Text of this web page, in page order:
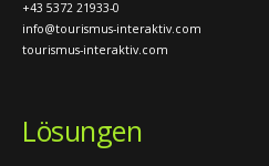
+43 5372 21933-0
info@tourismus-interaktiv.com
tourismus-interaktiv.com
Lösungen